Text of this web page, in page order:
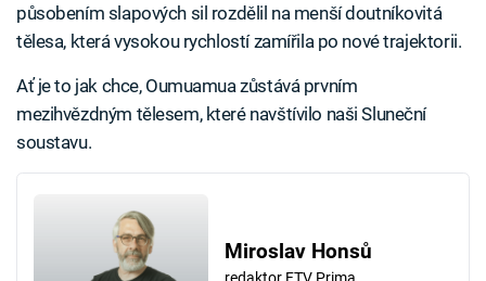
působením slapových sil rozdělil na menší doutníkovitá
tělesa, která vysokou rychlostí zamířila po nové trajektorii.
Ať je to jak chce, Oumuamua zůstává prvním
mezihvězdným tělesem, které navštívilo naši Sluneční
soustavu.
Miroslav Honsů